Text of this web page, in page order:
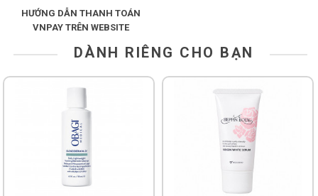
HƯỚNG DẪN THANH TOÁN
VNPAY TRÊN WEBSITE
DÀNH RIÊNG CHO BẠN